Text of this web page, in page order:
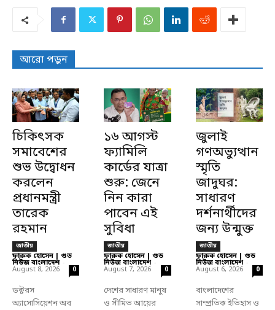
আরো পড়ুন
চিকিৎসক
সমাবেশের
শুভ উদ্বোধন
করলেন
প্রধানমন্ত্রী
তারেক
রহমান
জাতীয়
ফারুক হোসেন | গুড
নিউজ বাংলাদেশ -
August 8, 2026 0
ডক্টরস
অ্যাসোসিয়েশন অব
১৬ আগস্ট
ফ্যামিলি
কার্ডের যাত্রা
শুরু: জেনে
নিন কারা
পাবেন এই
সুবিধা
জাতীয়
ফারুক হোসেন | গুড
নিউজ বাংলাদেশ -
August 7, 2026 0
দেশের সাধারণ মানুষ
ও সীমিত আয়ের
জুলাই
গণঅভ্যুত্থান
স্মৃতি
জাদুঘর:
সাধারণ
দর্শনার্থীদের
জন্য উন্মুক্ত
জাতীয়
ফারুক হোসেন | গুড
নিউজ বাংলাদেশ -
August 6, 2026 0
বাংলাদেশের
সাম্প্রতিক ইতিহাস ও